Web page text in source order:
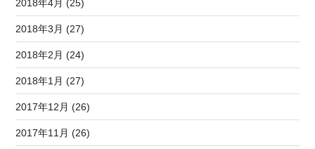
2018年4月 (25)
2018年3月 (27)
2018年2月 (24)
2018年1月 (27)
2017年12月 (26)
2017年11月 (26)